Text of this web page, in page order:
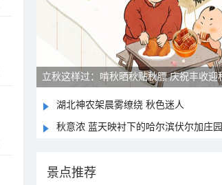
雨后峨眉沟壑尽显 金顶显真容
湖北神农架晨雾缭绕 秋色迷人
秋意浓 蓝天映衬下的哈尔滨伏尔加庄园
景点推荐